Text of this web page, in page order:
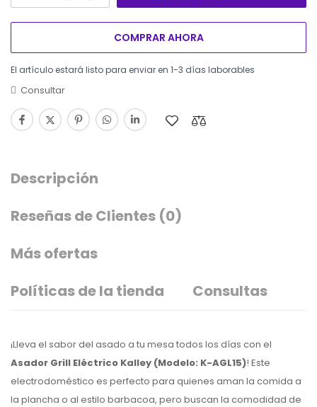
COMPRAR AHORA
El artículo estará listo para enviar en 1-3 días laborables
Consultar
Descripción
Reseñas de Clientes (0)
Más ofertas
Políticas de la tienda
Consultas
¡Lleva el sabor del asado a tu mesa todos los días con el
Asador Grill Eléctrico Kalley (Modelo: K-AGL15)! Este
electrodoméstico es perfecto para quienes aman la comida a
la plancha o al estilo barbacoa, pero buscan la comodidad de